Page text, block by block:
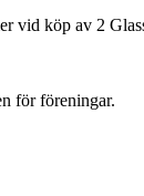
vid köp av 2
för föreningar.